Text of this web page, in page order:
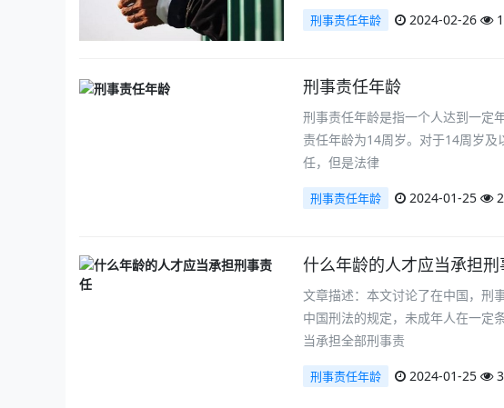
刑事责任年龄 2024-02-26
刑事责任年龄
刑事责任年龄是指一个人达到一定
责任年龄为14周岁。对于14周岁
任，但是法律
刑事责任年龄 2024-01-25
什么年龄的人才应当承担
文章描述：本文讨论了在中国，刑
中国刑法的规定，未成年人在一定
当承担全部刑事责
刑事责任年龄 2024-01-25